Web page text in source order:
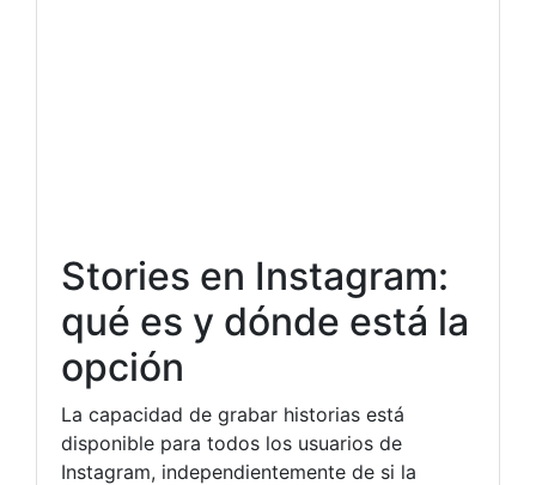
Stories en Instagram:
qué es y dónde está la
opción
La capacidad de grabar historias está
disponible para todos los usuarios de
Instagram, independientemente de si la